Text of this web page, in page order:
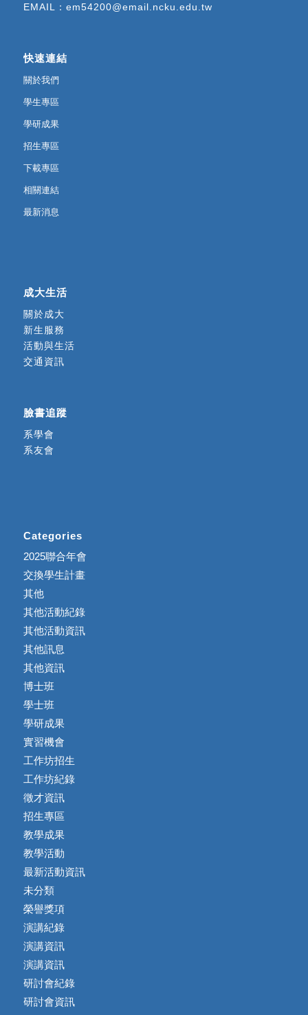
EMAIL： em54200@email.ncku.edu.tw
快速連結
關於我們
學生專區
學研成果
招生專區
下載專區
相關連結
最新消息
成大生活
關於成大
新生服務
活動與生活
交通資訊
臉書追蹤
系學會
系友會
Categories
2025聯合年會
交換學生計畫
其他
其他活動紀錄
其他活動資訊
其他訊息
其他資訊
博士班
學士班
學研成果
實習機會
工作坊招生
工作坊紀錄
徵才資訊
招生專區
教學成果
教學活動
最新活動資訊
未分類
榮譽獎項
演講紀錄
演講資訊
演講資訊
研討會紀錄
研討會資訊